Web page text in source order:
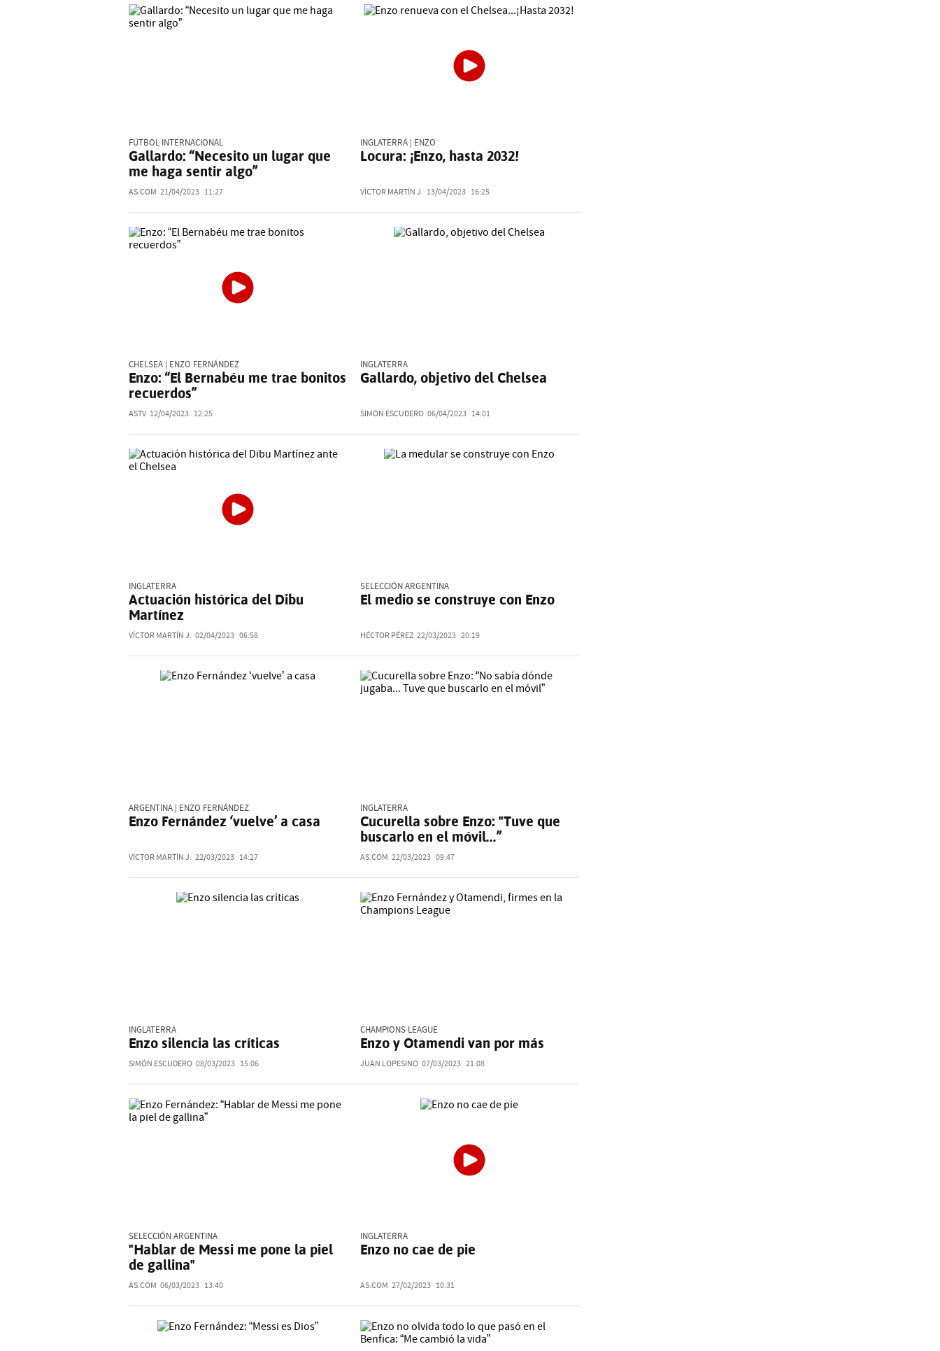
FÚTBOL INTERNACIONAL
Gallardo: “Necesito un lugar que
me haga sentir algo”
AS.COM 21/04/2023 11:27
INGLATERRA | ENZO
Locura: ¡Enzo, hasta 2032!
VÍCTOR MARTÍN J. 13/04/2023 16:25
CHELSEA | ENZO FERNÁNDEZ
Enzo: “El Bernabéu me trae bonitos
recuerdos”
ASTV 12/04/2023 12:25
INGLATERRA
Gallardo, objetivo del Chelsea
SIMÓN ESCUDERO 06/04/2023 14:01
INGLATERRA
Actuación histórica del Dibu
Martínez
VÍCTOR MARTÍN J. 02/04/2023 06:58
SELECCIÓN ARGENTINA
El medio se construye con Enzo
HÉCTOR PÉREZ 22/03/2023 20:19
ARGENTINA | ENZO FERNÁNDEZ
Enzo Fernández ‘vuelve’ a casa
VÍCTOR MARTÍN J. 22/03/2023 14:27
INGLATERRA
Cucurella sobre Enzo: "Tuve que
buscarlo en el móvil...”
AS.COM 22/03/2023 09:47
INGLATERRA
Enzo silencia las críticas
SIMÓN ESCUDERO 08/03/2023 15:06
CHAMPIONS LEAGUE
Enzo y Otamendi van por más
JUAN LOPESINO 07/03/2023 21:08
SELECCIÓN ARGENTINA
"Hablar de Messi me pone la piel
de gallina"
AS.COM 06/03/2023 13:40
INGLATERRA
Enzo no cae de pie
AS.COM 27/02/2023 10:31